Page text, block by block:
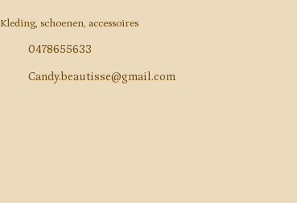
Kleding, schoenen, accessoires
0478655633
Candy.beautisse@gmail.com